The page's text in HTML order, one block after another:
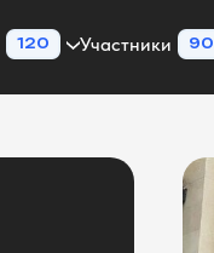
120 Участники 90